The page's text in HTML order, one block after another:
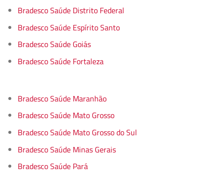
Bradesco Saúde Distrito Federal
Bradesco Saúde Espírito Santo
Bradesco Saúde Goiás
Bradesco Saúde Fortaleza
Bradesco Saúde Maranhão
Bradesco Saúde Mato Grosso
Bradesco Saúde Mato Grosso do Sul
Bradesco Saúde Minas Gerais
Bradesco Saúde Pará